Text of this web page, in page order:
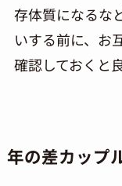
存体質になるな
いする前に、お
確認しておくと
年の差カップ